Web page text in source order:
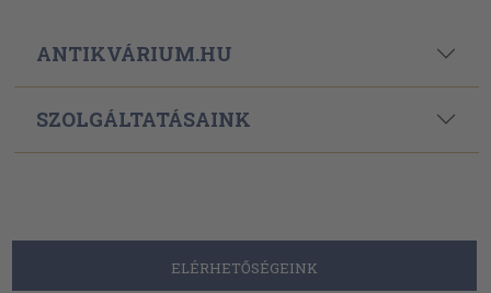
ANTIKVÁRIUM.HU
SZOLGÁLTATÁSAINK
ELÉRHETŐSÉGEINK